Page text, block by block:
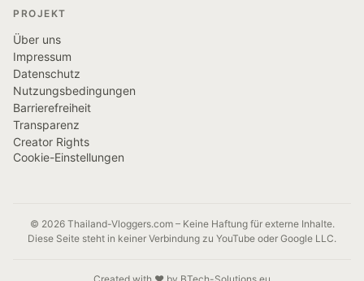
PROJEKT
Über uns
Impressum
Datenschutz
Nutzungsbedingungen
Barrierefreiheit
Transparenz
Creator Rights
Cookie-Einstellungen
© 2026 Thailand-Vloggers.com – Keine Haftung für externe Inhalte.
Diese Seite steht in keiner Verbindung zu YouTube oder Google LLC.